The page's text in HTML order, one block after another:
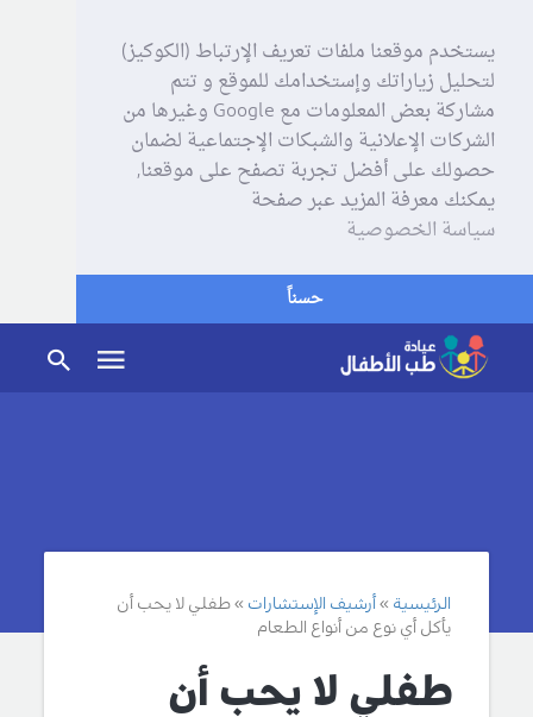
يستخدم موقعنا ملفات تعريف الإرتباط (الكوكيز)
لتحليل زياراتك وإستخدامك للموقع و تتم
مشاركة بعض المعلومات مع Google وغيرها من
الشركات الإعلانية والشبكات الإجتماعية لضمان
حصولك على أفضل تجربة تصفح على موقعنا,
يمكنك معرفة المزيد عبر صفحة
سياسة الخصوصية
حسناً
الرئيسية أرشيف الإستشارات
طفلي لا يحب أن
يأكل أي نوع من أنواع الطعام
طفلي لا يحب أن